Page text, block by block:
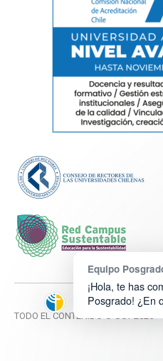
TODO EL CONTENIDO © UCT 2025
Equipo
¡Hola, te has
Posgrado! ¿En